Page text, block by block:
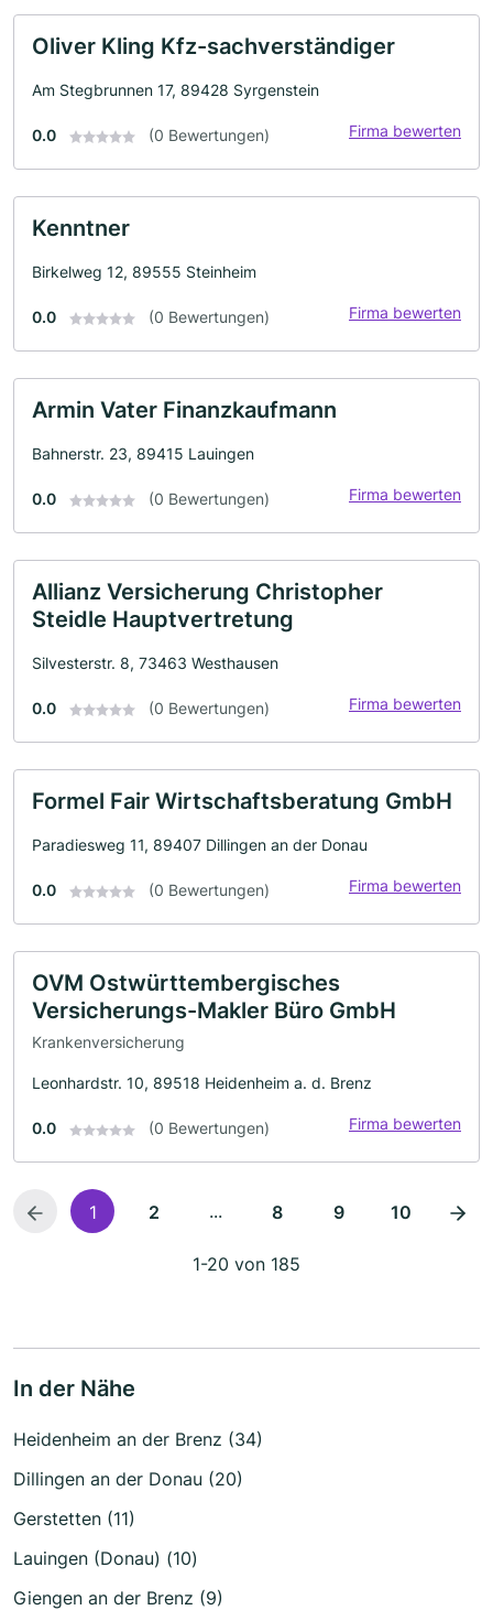
Oliver Kling Kfz-sachverständiger
Am Stegbrunnen 17, 89428 Syrgenstein
0.0 (0 Bewertungen) Firma bewerten
Kenntner
Birkelweg 12, 89555 Steinheim
0.0 (0 Bewertungen) Firma bewerten
Armin Vater Finanzkaufmann
Bahnerstr. 23, 89415 Lauingen
0.0 (0 Bewertungen) Firma bewerten
Allianz Versicherung Christopher
Steidle Hauptvertretung
Silvesterstr. 8, 73463 Westhausen
0.0 (0 Bewertungen) Firma bewerten
Formel Fair Wirtschaftsberatung GmbH
Paradiesweg 11, 89407 Dillingen an der Donau
0.0 (0 Bewertungen) Firma bewerten
OVM Ostwürttembergisches
Versicherungs-Makler Büro GmbH
Krankenversicherung
Leonhardstr. 10, 89518 Heidenheim a. d. Brenz
0.0 (0 Bewertungen) Firma bewerten
1 2 ... 8 9 10
1-20 von 185
In der Nähe
Heidenheim an der Brenz (34)
Dillingen an der Donau (20)
Gerstetten (11)
Lauingen (Donau) (10)
Giengen an der Brenz (9)